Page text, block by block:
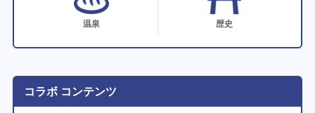
温泉 歴史
コラボ コンテンツ